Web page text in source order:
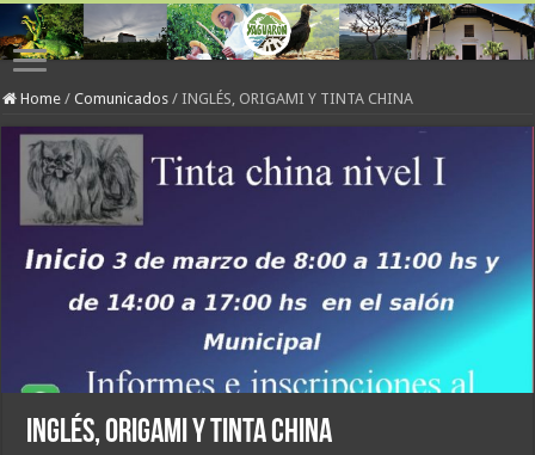
Home / Comunicados / INGLÉS, ORIGAMI Y TINTA CHINA
INGLÉS, ORIGAMI Y TINTA CHINA